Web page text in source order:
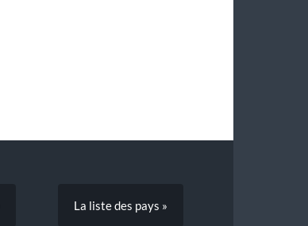
La liste des pays »